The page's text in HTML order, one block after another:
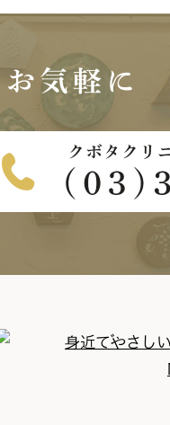
お気軽に